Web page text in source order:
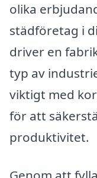
olika
städföretag i
driver en
typ av
viktigt med
för att
produktivitet.